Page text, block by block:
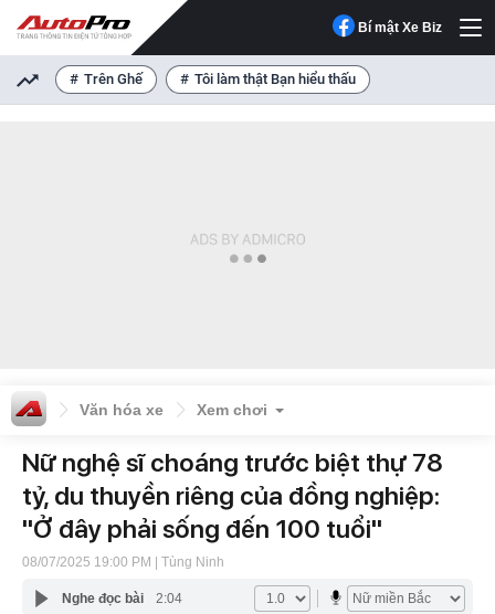
Bí mật Xe Biz
Trên Ghế Tôi làm thật Bạn hiểu thấu
Văn hóa xe Xem chơi
Nữ nghệ sĩ choáng trước biệt thự 78
tỷ, du thuyền riêng của đồng nghiệp:
"Ở đây phải sống đến 100 tuổi"
08/07/2025 19:00 PM | Tùng Ninh
Nghe đọc bài 2:04